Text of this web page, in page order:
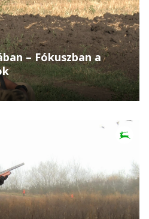
– Fókuszban a